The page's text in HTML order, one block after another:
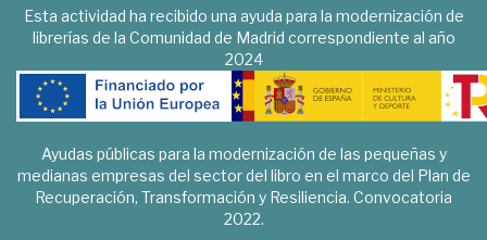
Esta actividad ha recibido una ayuda para la modernización de
librerías de la Comunidad de Madrid correspondiente al año
2024
Ayudas públicas para la modernización de las pequeñas y
medianas empresas del sector del libro en el marco del Plan de
Recuperación, Transformación y Resiliencia. Convocatoria
2022.